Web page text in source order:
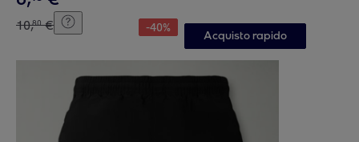
10,80 € -40%
Acquisto rapido